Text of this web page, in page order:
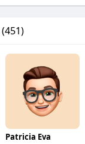
(451)
Patricia Eva